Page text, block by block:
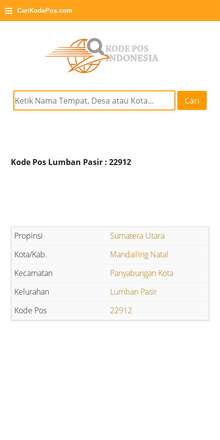
≡ CariKodePos.com
Cari
Kode Pos Lumban Pasir : 22912
Sumatera Utara
Mandailing Natal
Panyabungan Kota
Lumban Pasir
22912